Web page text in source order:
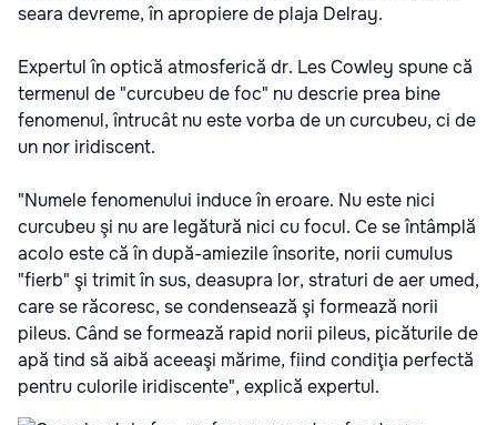
seara devreme, în apropiere de plaja Delray.
Expertul în optică atmosferică dr. Les Cowley spune că
termenul de "curcubeu de foc" nu descrie prea bine
fenomenul, întrucât nu este vorba de un curcubeu, ci de
un nor iridiscent.
"Numele fenomenului induce în eroare. Nu este nici
curcubeu şi nu are legătură nici cu focul. Ce se întâmplă
acolo este că în după-amiezile însorite, norii cumulus
"fierb" şi trimit în sus, deasupra lor, straturi de aer umed,
care se răcoresc, se condensează şi formează norii
pileus. Când se formează rapid norii pileus, picăturile de
apă tind să aibă aceeaşi mărime, fiind condiţia perfectă
pentru culorile iridiscente", explică expertul.